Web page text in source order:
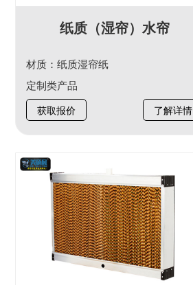
纸质（湿帘）水帘
材质：纸质湿帘纸
定制类产品
获取报价 了解详情